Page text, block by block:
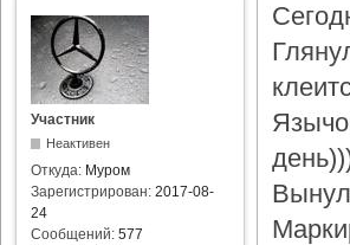
Участник
Неактивен
Откуда: Муром
Зарегистрирован: 2017-08-
24
Сообщений: 577